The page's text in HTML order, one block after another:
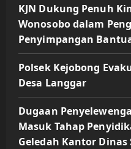
KJN Dukung Penuh
Wonosobo dalam
Penyimpangan
Polsek Kejobong
Desa Langgar
Dugaan
Masuk Tahap
Geledah Kantor Dinas